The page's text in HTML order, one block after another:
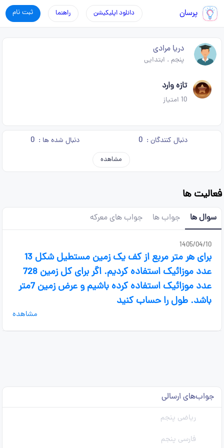
پرسان ثبت نام راهنما دانلود اپلیکیشن
دریا مرادی
پنجم . ابتدایی
تازه وارد
10 امتیاز
دنبال کنندگان : 0 دنبال شده ها : 0
مشاهده
فعالیت ها
سوال ها جواب ها جواب های معرکه
1405/04/10
برای هر متر مربع از کف یک زمین مستطیل شکل 13
عدد موزائیک استفاده کردیم. اگر برای کل زمین 728
عدد موزائیک استفاده کرده باشیم و عرض زمین 7متر
باشد. طول را حساب کنید
مشاهده
جواب‌های ارسالی
ریاضی پنجم
فارسی پنجم